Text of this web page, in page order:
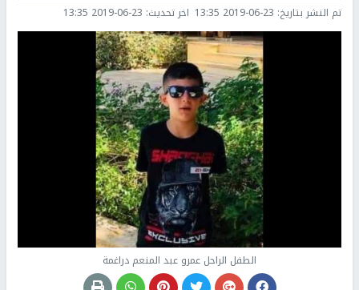
تم النشر بتاريخ: 2019-06-23 13:35 اخر تحديث: 2019-06-23 13:35
الطفل الراحل عمرو عبد المنعم دراغمة